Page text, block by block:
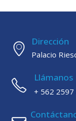
Dirección
Palacio
Llámanos
+ 562 2597